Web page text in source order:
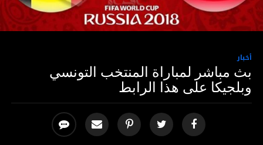
أخبار
بث مباشر لمباراة المنتخب التونسي
وبلجيكا على هذا الرابط